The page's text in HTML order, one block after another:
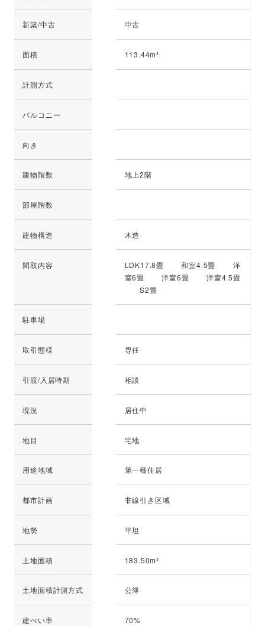
新築/中古 中古
面積 113.44m²
計測方式
バルコニー
向き
建物階数 地上2階
部屋階数
建物構造 木造
間取内容
LDK17.8畳 和室4.5畳 洋
室6畳 洋室6畳 洋室4.5畳
S2畳
駐車場
取引態様 専任
引渡/入居時期 相談
現況 居住中
地目 宅地
用途地域 第一種住居
都市計画 非線引き区域
地勢 平坦
土地面積 183.50m²
土地面積計測方式 公簿
建ぺい率 70%